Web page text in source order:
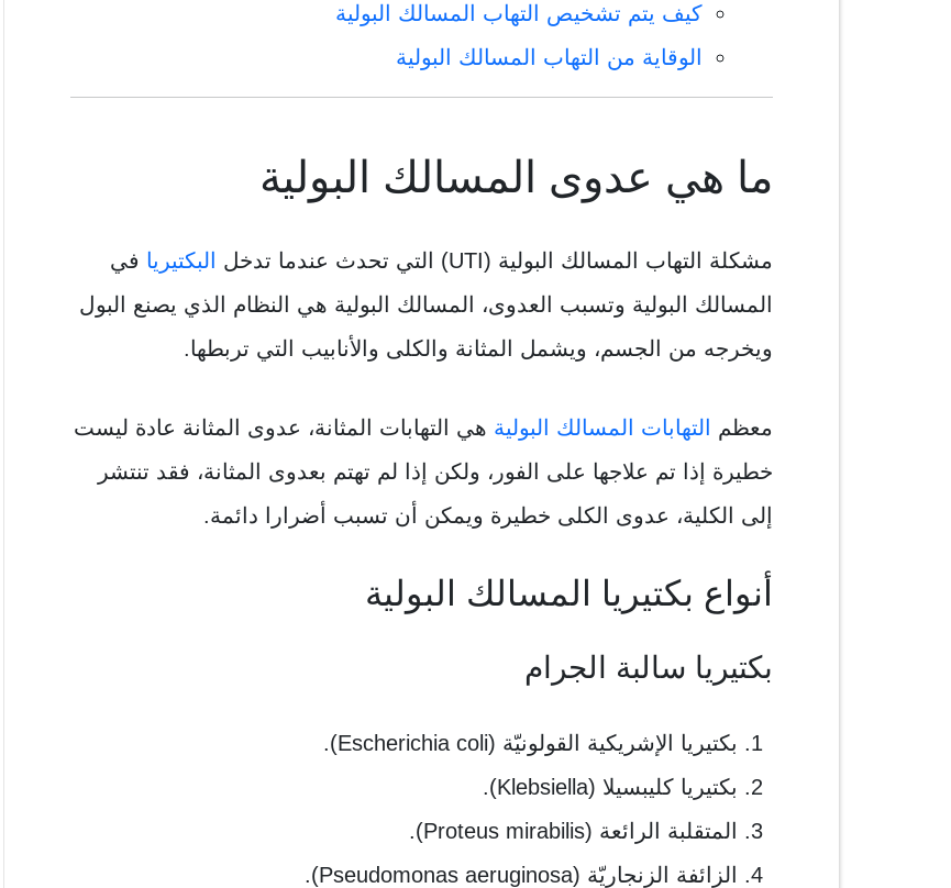
كيف يتم تشخيص التهاب المسالك البولية
الوقاية من التهاب المسالك البولية
ما هي عدوى المسالك البولية
مشكلة التهاب المسالك البولية (UTI) التي تحدث عندما تدخل البكتيريا في
المسالك البولية وتسبب العدوى، المسالك البولية هي النظام الذي يصنع البول
ويخرجه من الجسم، ويشمل المثانة والكلى والأنابيب التي تربطها.
معظم التهابات المسالك البولية هي التهابات المثانة، عدوى المثانة عادة ليست
خطيرة إذا تم علاجها على الفور، ولكن إذا لم تهتم بعدوى المثانة، فقد تنتشر
إلى الكلية، عدوى الكلى خطيرة ويمكن أن تسبب أضرارا دائمة.
أنواع بكتيريا المسالك البولية
بكتيريا سالبة الجرام
بكتيريا الإشريكية القولونيّة (Escherichia coli).
بكتيريا كليبسيلا (Klebsiella).
المتقلبة الرائعة (Proteus mirabilis).
الزائفة الزنجاريّة (Pseudomonas aeruginosa).